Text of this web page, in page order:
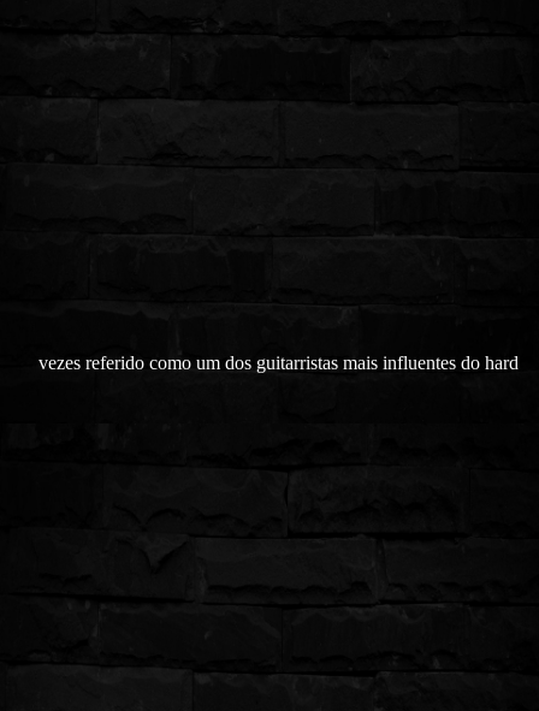
vezes referido como um dos guitarristas mais influentes do hard